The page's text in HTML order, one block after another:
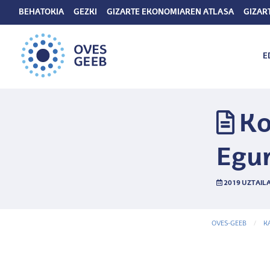
BEHATOKIA GEZKI GIZARTE EKONOMIAREN ATLASA
2019
OVES-GEEB